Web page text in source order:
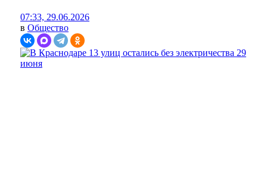
07:33, 29.06.2026
в Общество